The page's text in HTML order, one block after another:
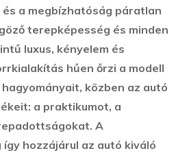
a megbízhatóság páratlan
terepképesség és minden
luxus, kényelem és
hűen őrzi a modell
közben az autó
a praktikumot, a
A
hozzájárul az autó kiváló